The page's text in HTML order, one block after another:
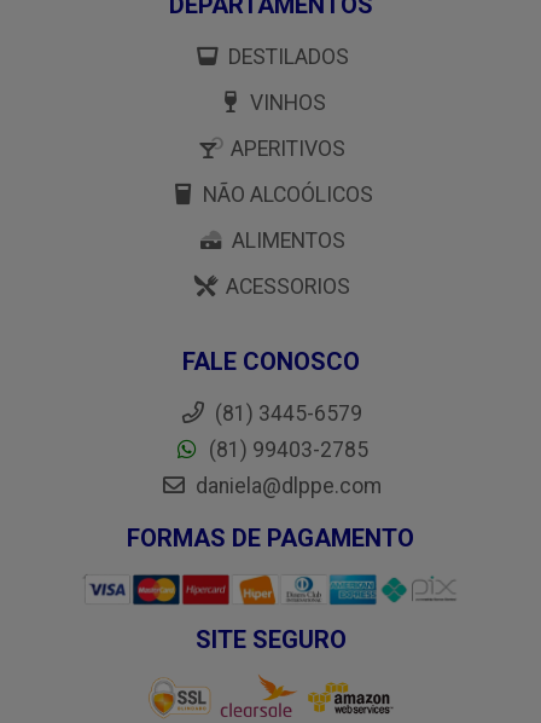
DESTILADOS
VINHOS
APERITIVOS
NÃO ALCOÓLICOS
ALIMENTOS
ACESSORIOS
FALE CONOSCO
(81) 3445-6579
(81) 99403-2785
daniela@dlppe.com
FORMAS DE PAGAMENTO
SITE SEGURO